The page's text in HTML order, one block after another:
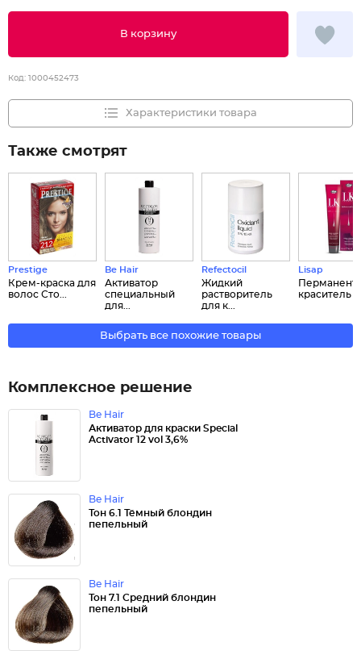
В корзину
Код: 1000452473
Характеристики товара
Также смотрят
Prestige
Крем-краска для
волос Сто...
Be Hair
Активатор
специальный
для...
Refectocil
Жидкий
растворитель
для к...
Lisap
краситель
Выбрать все похожие товары
Комплексное решение
Be Hair
Активатор для краски Special
Activator 12 vol 3,6%
Be Hair
Тон 6.1 Тёмный блондин
пепельный
Be Hair
Тон 7.1 Средний блондин
пепельный